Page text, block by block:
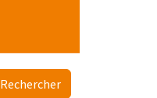
Rechercher